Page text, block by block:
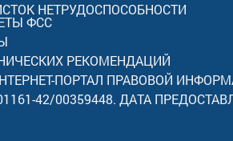
НЕТРУДОСПОСОБНОСТИ
ФСС
РЕКОМЕНДАЦИЙ
ПОРТАЛ ПРАВОВОЙ
42/00359448. ДАТА